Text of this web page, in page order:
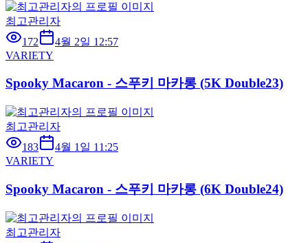
최고관리자
172
4월 2일 12:57
VARIETY
Spooky Macaron - 스푸키 마카롱 (5K Double23)
최고관리자
183
4월 1일 11:25
VARIETY
Spooky Macaron - 스푸키 마카롱 (6K Double24)
최고관리자